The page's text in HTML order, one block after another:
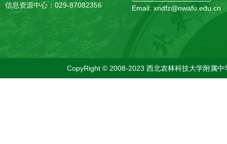
信息资源中心：029-87082356
Email: xndfz@nwafu.edu.cn
CopyRight © 2008-2023 西北农林科技大